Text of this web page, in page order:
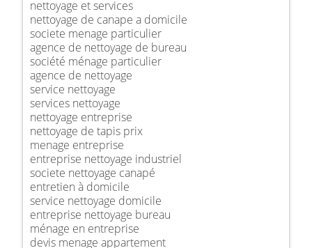
nettoyage et services
nettoyage de canape a domicile
societe menage particulier
agence de nettoyage de bureau
société ménage particulier
agence de nettoyage
service nettoyage
services nettoyage
nettoyage entreprise
nettoyage de tapis prix
menage entreprise
entreprise nettoyage industriel
societe nettoyage canapé
entretien à domicile
service nettoyage domicile
entreprise nettoyage bureau
ménage en entreprise
devis menage appartement